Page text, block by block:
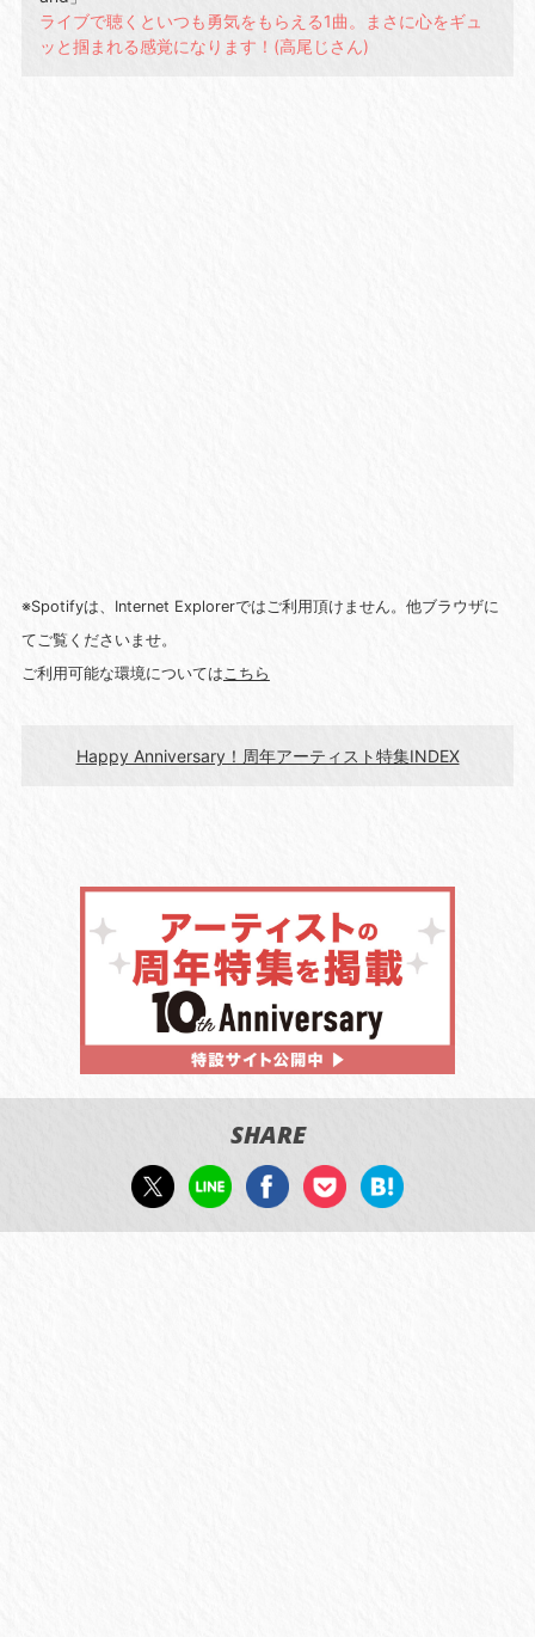
ライブで聴くといつも勇気をもらえる1曲。まさに心をギュ
ッと掴まれる感覚になります！(高尾じさん)
※Spotifyは、Internet Explorerではご利用頂けません。他ブラウザに
てご覧くださいませ。
ご利用可能な環境については こちら
Happy Anniversary！周年アーティスト特集INDEX
SHARE